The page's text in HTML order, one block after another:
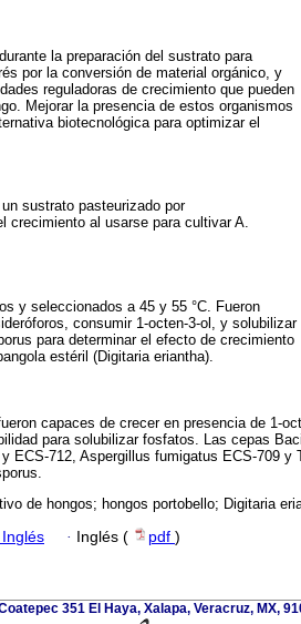
la preparación del sustrato para
por la conversión de material orgánico, y
reguladoras de crecimiento que pueden
Mejorar la presencia de estos organismos
biotecnológica para optimizar el
sustrato pasteurizado por
crecimiento al usarse para cultivar A.
y seleccionados a 45 y 55 °C. Fueron
consumir 1-octen-3-ol, y solubilizar
para determinar el efecto de crecimiento
estéril (Digitaria eriantha).
capaces de crecer en presencia de 1-
para solubilizar fosfatos. Las cepas
ECS-712, Aspergillus fumigatus ECS-709 y
de hongos; hongos portobello; Digitaria
· Inglés ( pdf )
351 El Haya, Xalapa, Veracruz, MX,